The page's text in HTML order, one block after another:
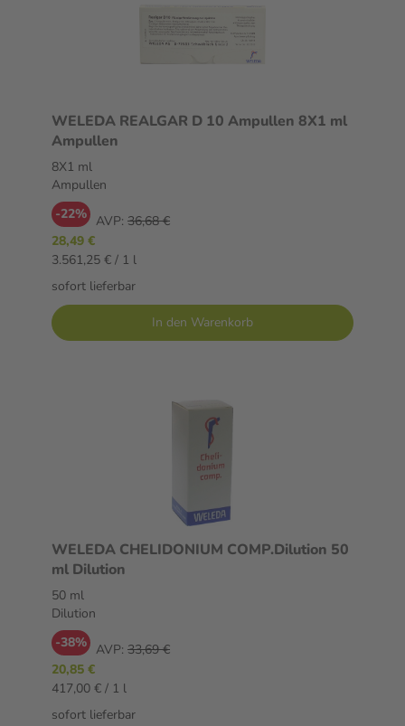
WELEDA REALGAR D 10 Ampullen 8X1 ml
Ampullen
8X1 ml
Ampullen
-22% AVP: 36,68 €
28,49 €
3.561,25 € / 1 l
sofort lieferbar
In den Warenkorb
WELEDA CHELIDONIUM COMP.Dilution 50
ml Dilution
50 ml
Dilution
-38% AVP: 33,69 €
20,85 €
417,00 € / 1 l
sofort lieferbar